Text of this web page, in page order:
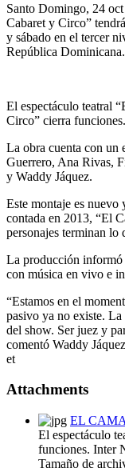
Santo Domingo, 24
Cabaret y Circo”
y sábado en el tercer
República Dominicana.
El espectáculo teatral
Circo” cierra
La obra cuenta con un
Guerrero, Ana Rivas,
y Waddy Jáquez.
Este montaje es nuevo
contada en 2013, “El
personajes terminan lo
La producción informó
con música en vivo e
“Estamos en el
pasivo ya no existe.
del show. Ser juez y
comentó Waddy
et
Attachments
EL
El espectáculo
funciones. Inter
Tamaño de